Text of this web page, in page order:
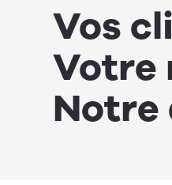
Vos
Votre
Notre